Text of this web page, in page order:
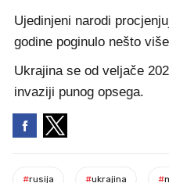
Ujedinjeni narodi
godine poginulo nešto
Ukrajina se od veljače
invaziji punog opsega.
#rusija #ukrajina #